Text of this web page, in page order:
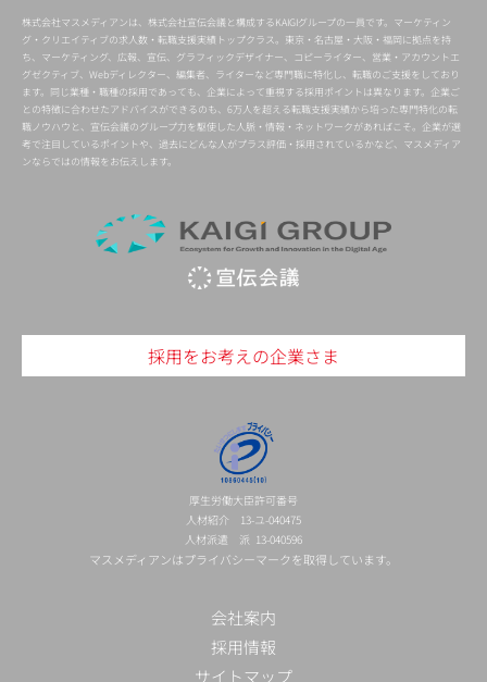
株式会社マスメディアンは、株式会社宣伝会議と構成するKAIGIグループの一員です。マーケティン
グ・クリエイティブの求人数・転職支援実績トップクラス。東京・名古屋・大阪・福岡に拠点を持
ち、マーケティング、広報、宣伝、グラフィックデザイナー、コピーライター、営業・アカウントエ
グゼクティブ、Webディレクター、編集者、ライターなど専門職に特化し、転職のご支援をしており
ます。同じ業種・職種の採用であっても、企業によって重視する採用ポイントは異なります。企業ご
との特徴に合わせたアドバイスができるのも、6万人を超える転職支援実績から培った専門特化の転
職ノウハウと、宣伝会議のグループ力を駆使した人脈・情報・ネットワークがあればこそ。企業が選
考で注目しているポイントや、過去にどんな人がプラス評価・採用されているかなど、マスメディア
ンならではの情報をお伝えします。
採用をお考えの企業さま
厚生労働大臣許可番号
人材紹介 13-ユ-040475
人材派遣 派 13-040596
マスメディアンはプライバシーマークを取得しています。
会社案内
採用情報
サイトマップ